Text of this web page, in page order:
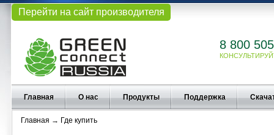
Перейти на сайт производителя
8 800
Главная О нас Продукты Поддержка
Главная → Где купить